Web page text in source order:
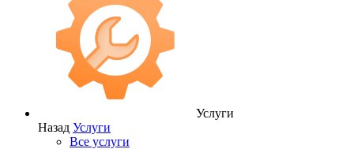
Услуги
Назад Услуги
Все услуги